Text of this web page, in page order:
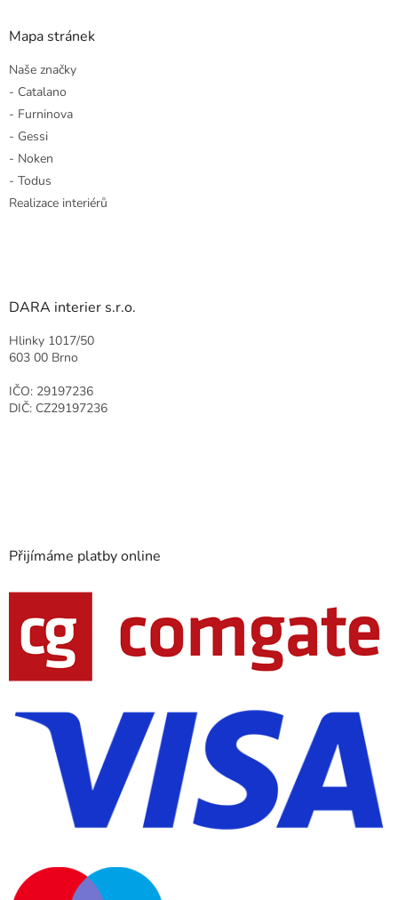
Mapa stránek
Naše značky
- Catalano
- Furninova
- Gessi
- Noken
- Todus
Realizace interiérů
DARA interier s.r.o.
Hlinky 1017/50
603 00 Brno
IČO: 29197236
DIČ: CZ29197236
Přijímáme platby online